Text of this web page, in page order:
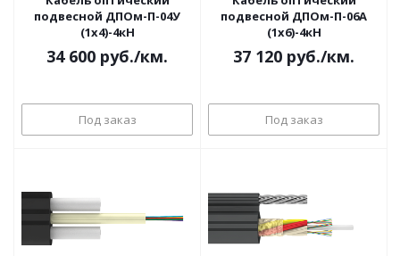
подвесной ДПОм-П-04У
(1х4)-4кН
34 600 руб./км.
Под заказ
подвесной ДПОм-П-06А
(1х6)-4кН
37 120 руб./км.
Под заказ